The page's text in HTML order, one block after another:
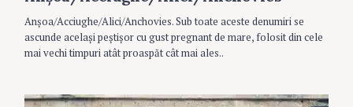
R
E
S
Anșoa/Acciughe/Alici/Anchovies. Sub toate aceste denumiri se
ascunde același peștișor cu gust pregnant de mare, folosit din cele
mai vechi timpuri atât proaspăt cât mai ales..